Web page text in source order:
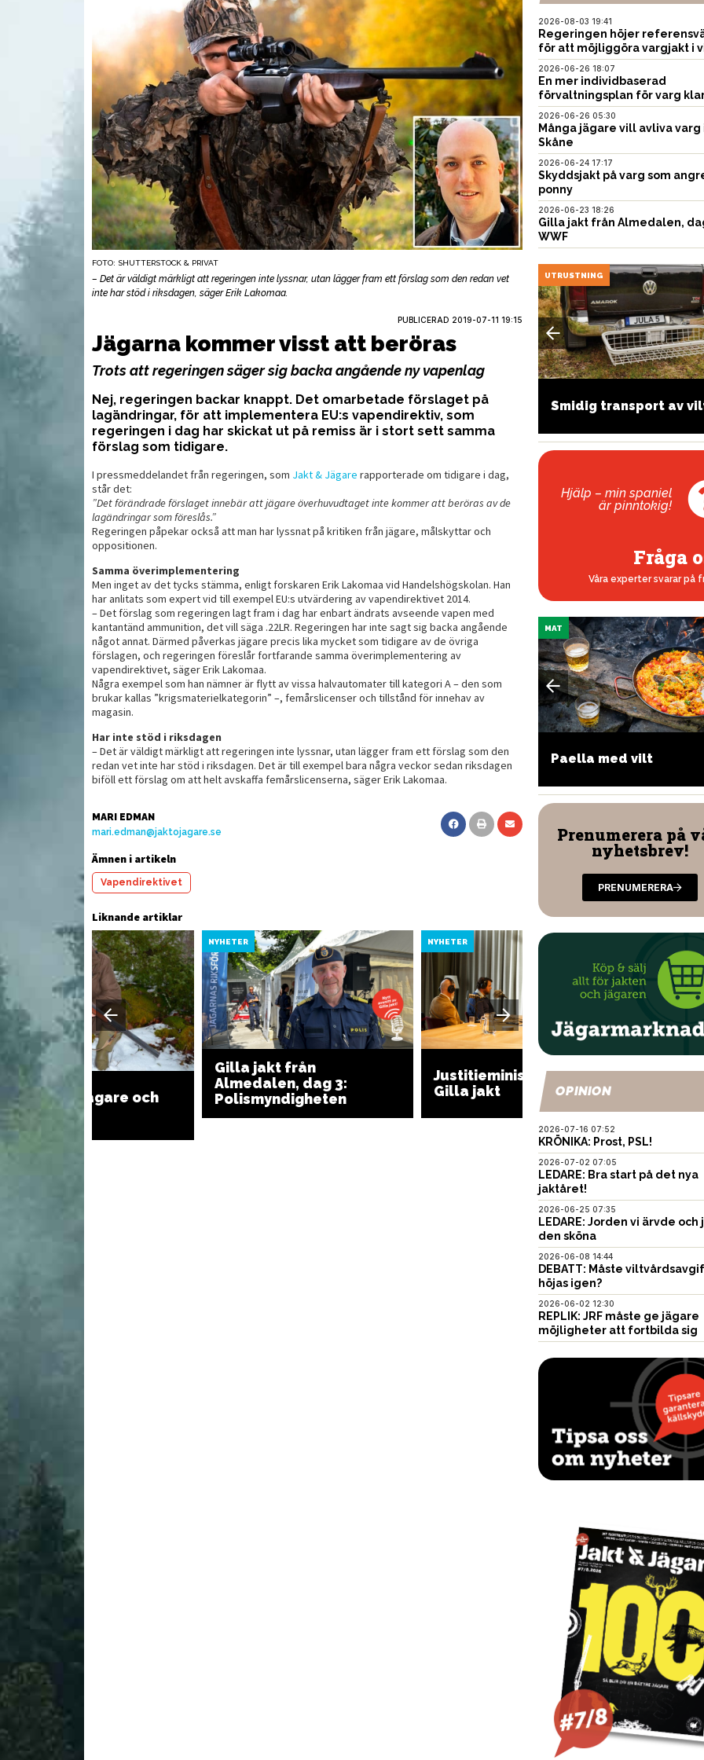
FOTO: SHUTTERSTOCK & PRIVAT
– Det är väldigt märkligt att regeringen inte lyssnar, utan lägger fram ett förslag som den redan vet
inte har stöd i riksdagen, säger Erik Lakomaa.
PUBLICERAD 2019-07-11 19:15
Jägarna kommer visst att beröras
Trots att regeringen säger sig backa angående ny vapenlag
Nej, regeringen backar knappt. Det omarbetade förslaget på
lagändringar, för att implementera EU:s vapendirektiv, som
regeringen i dag har skickat ut på remiss är i stort sett samma
förslag som tidigare.
I pressmeddelandet från regeringen, som Jakt & Jägare rapporterade om tidigare i dag,
står det:
”Det förändrade förslaget innebär att jägare överhuvudtaget inte kommer att beröras av de
lagändringar som föreslås.”
Regeringen påpekar också att man har lyssnat på kritiken från jägare, målskyttar och
oppositionen.
Samma överimplementering
Men inget av det tycks stämma, enligt forskaren Erik Lakomaa vid Handelshögskolan. Han
har anlitats som expert vid till exempel EU:s utvärdering av vapendirektivet 2014.
– Det förslag som regeringen lagt fram i dag har enbart ändrats avseende vapen med
kantantänd ammunition, det vill säga .22LR. Regeringen har inte sagt sig backa angående
något annat. Därmed påverkas jägare precis lika mycket som tidigare av de övriga
förslagen, och regeringen föreslår fortfarande samma överimplementering av
vapendirektivet, säger Erik Lakomaa.
Några exempel som han nämner är flytt av vissa halvautomater till kategori A – den som
brukar kallas ”krigsmaterielkategorin” –, femårslicenser och tillstånd för innehav av
magasin.
Har inte stöd i riksdagen
– Det är väldigt märkligt att regeringen inte lyssnar, utan lägger fram ett förslag som den
redan vet inte har stöd i riksdagen. Det är till exempel bara några veckor sedan riksdagen
biföll ett förslag om att helt avskaffa femårslicenserna, säger Erik Lakomaa.
MARI EDMAN
mari.edman@jaktojagare.se
Ämnen i artikeln
Vapendirektivet
Liknande artiklar
jaga jägare och
NYHETER
Gilla jakt från
Almedalen, dag 3:
Polismyndigheten
NYHETER
Justitieministern gäst i
Gilla jakt
2026-08-03 19:41
Regeringen höjer
för att möjliggöra vargjakt i
2026-06-26 18:07
En mer individbaserad
förvaltningsplan för varg
2026-06-26 05:30
Många jägare vill avliva varg
Skåne
2026-06-24 17:17
Skyddsjakt på varg som
ponny
2026-06-23 18:26
Gilla jakt från Almedalen,
WWF
UTRUSTNING
Skjutsimulatorn – en hjälp
till ett bättre skytte
VAPEN
Snabb utmanare
överraskar
UTRUSTNING
Smidig transport av
Hjälp – min spaniel
är pinntokig!
Fråga
Våra experter svarar på
MAT
Äggakaka med rökt
viltkött
MAT
Pizzabullar med vildsvin
MAT
Paella med vilt
Prenumerera på
nyhetsbrev!
PRENUMERERA
OPINION
2026-07-16 07:52
KRÖNIKA: Prost, PSL!
2026-07-02 07:05
LEDARE: Bra start på det nya
jaktåret!
2026-06-25 07:35
LEDARE: Jorden vi ärvde och
den sköna
2026-06-08 14:44
DEBATT: Måste
höjas igen?
2026-06-02 12:30
REPLIK: JRF måste ge jägare
möjligheter att fortbilda sig